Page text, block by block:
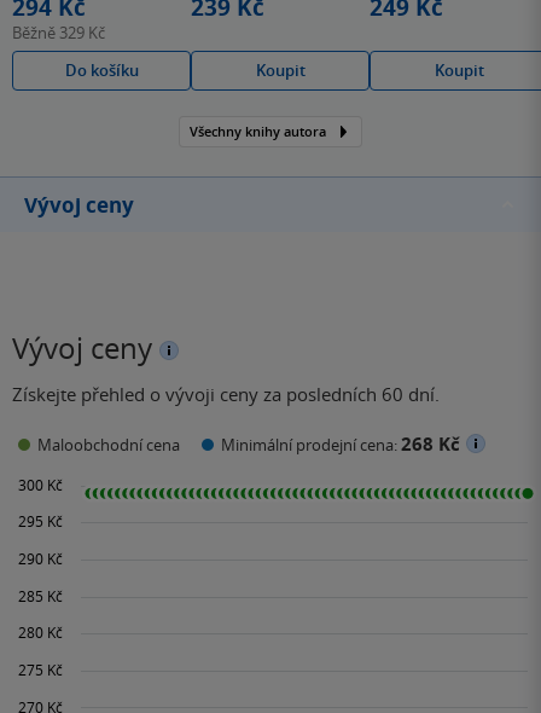
294 Kč
Běžně 329 Kč
Do košíku
239 Kč
Koupit
249 Kč
Koupit
Všechny knihy autora
Vývoj ceny
Vývoj ceny
Získejte přehled o vývoji ceny za posledních 60 dní.
Maloobchodní cena Minimální prodejní cena:268 Kč